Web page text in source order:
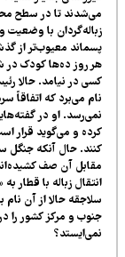
تا در سطح محله‌ها
با وضعیت
معیوب‌تر از گذشته.
روز ده‌ها کودک در شهر
در نیامد. حالا رئیس
می‌برد که اتفاقاً
او در گفته‌هایش به
و می‌گوید قرار است
حال آنکه جنگل
آن صف کشیده‌اند،
زباله با قطار به
حالا از آن نام برده
و مرکز کشور را درگیر